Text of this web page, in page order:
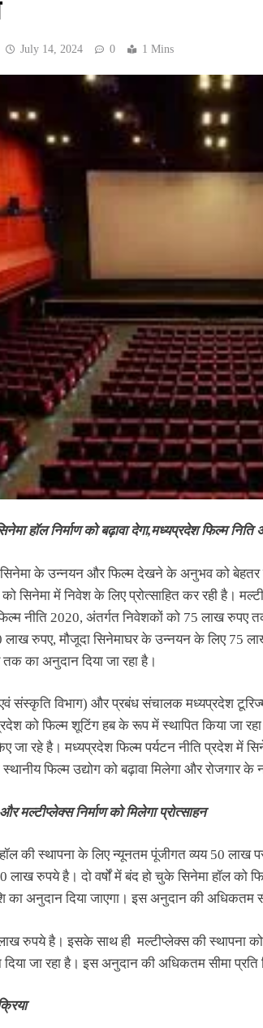
July 14, 2024 0 1 Mins
हॉल निर्माण को बढ़ावा देगा,मध्यप्रदेश फिल्म
के उन्नयन और फिल्म देखने के अनुभव को बेहतर
को सिनेमा में निवेश के लिए प्रोत्साहित कर रही है।
नीति 2020, अंतर्गत निवेशकों को 75 लाख रुपए
लाख रुपए, मौजूदा सिनेमाघर के उन्नयन के लिए 75
का अनुदान दिया जा रहा है।
संस्कृति विभाग) और प्रबंध संचालक मध्यप्रदेश
को फिल्म शूटिंग हब के रूप में स्थापित किया जा
जा रहे है। मध्यप्रदेश फिल्म पर्यटन नीति प्रदेश में
स्थानीय फिल्म उ‌द्योग को बढ़ावा मिलेगा और रोजगार
मल्टीप्लेक्स निर्माण को मिलेगा प्रोत्साहन
की स्थापना के लिए न्यूनतम पूंजीगत व्यय 50 लाख
रुपये है। दो वर्षों में बंद हो चुके सिनेमा हॉल को
का अनुदान दिया जाएगा। इस अनुदान की अधिकतम
रुपये है। इसके साथ ही मल्टीप्लेक्स की स्थापना
जा रहा है। इस अनुदान की अधिकतम सीमा